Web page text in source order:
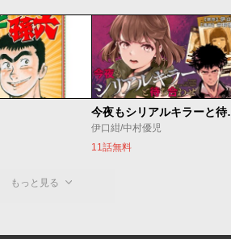
今夜も
伊口紺/中村優児
11話無料
もっと見る